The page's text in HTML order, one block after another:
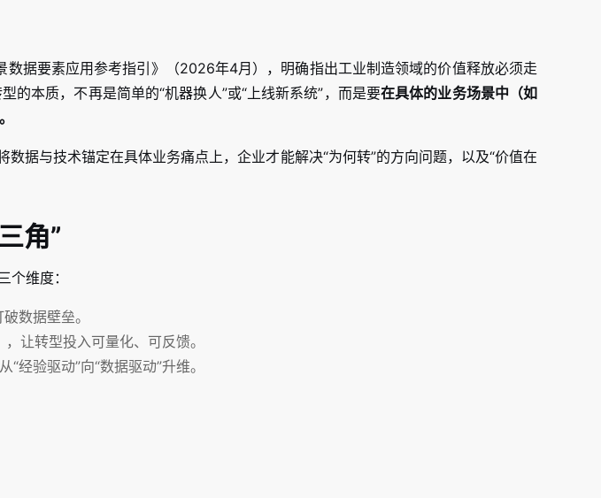
据要素应用参考指引》（2026年4月），明确指出工业制造领域的价值释放必须走
的本质，不再是简单的“机器换人”或“上线新系统”，而是要在具体的业务场景中（如
数据与技术锚定在具体业务痛点上，企业才能解决“为何转”的方向问题，以及“价值在
角”
个维度：
数据壁垒。
让转型投入可量化、可反馈。
经验驱动”向“数据驱动”升维。